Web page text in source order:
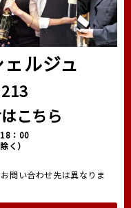
ルジュ
こちら
：00
く）
問い合わせ先は異なりま